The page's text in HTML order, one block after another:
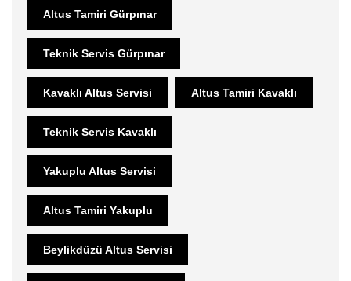
Altus Tamiri Gürpınar
Teknik Servis Gürpınar
Kavaklı Altus Servisi Altus Tamiri Kavaklı
Teknik Servis Kavaklı
Yakuplu Altus Servisi
Altus Tamiri Yakuplu
Beylikdüzü Altus Servisi